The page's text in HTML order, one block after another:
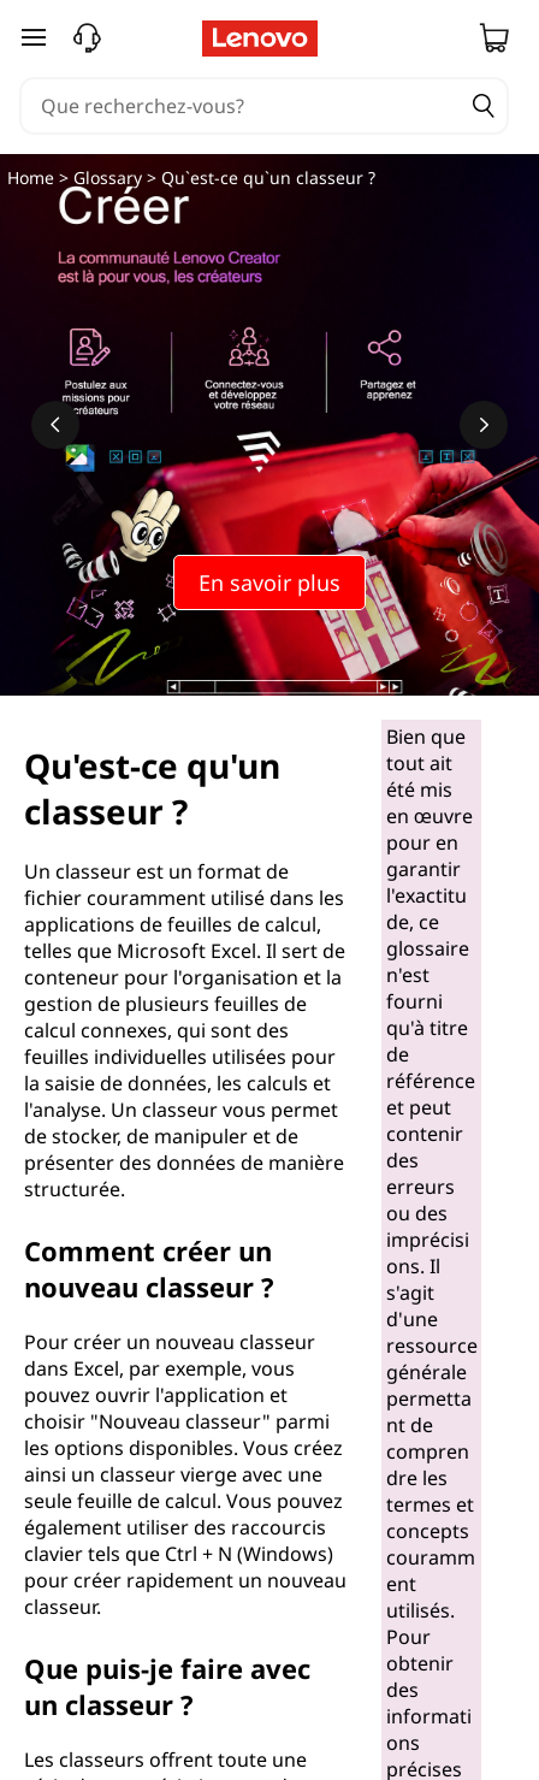
passer au contenu principal
En savoir plus
Home >Glossary > Qu`est-ce qu`un classeur ?
Qu'est-ce qu'un
classeur ?
Un classeur est un format de
fichier couramment utilisé dans les
applications de feuilles de calcul,
telles que Microsoft Excel. Il sert de
conteneur pour l'organisation et la
gestion de plusieurs feuilles de
calcul connexes, qui sont des
feuilles individuelles utilisées pour
la saisie de données, les calculs et
l'analyse. Un classeur vous permet
de stocker, de manipuler et de
présenter des données de manière
structurée.
Comment créer un
nouveau classeur ?
Pour créer un nouveau classeur
dans Excel, par exemple, vous
pouvez ouvrir l'application et
choisir "Nouveau classeur" parmi
les options disponibles. Vous créez
ainsi un classeur vierge avec une
seule feuille de calcul. Vous pouvez
également utiliser des raccourcis
clavier tels que Ctrl + N (Windows)
pour créer rapidement un nouveau
classeur.
Que puis-je faire avec
un classeur ?
Les classeurs offrent toute une
Bien que
tout ait
été mis
en œuvre
pour en
garantir
l'exactitu
de, ce
glossaire
n'est
fourni
qu'à titre
de
référence
et peut
contenir
des
erreurs
ou des
imprécisi
ons. Il
s'agit
d'une
ressource
générale
permetta
nt de
compren
dre les
termes et
concepts
couramm
ent
utilisés.
Pour
obtenir
des
informati
ons
précises